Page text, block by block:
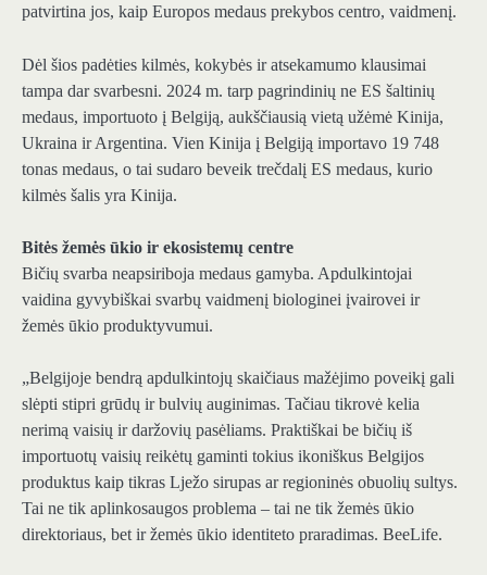
patvirtina jos, kaip Europos medaus prekybos centro, vaidmenį.
Dėl šios padėties kilmės, kokybės ir atsekamumo klausimai
tampa dar svarbesni. 2024 m. tarp pagrindinių ne ES šaltinių
medaus, importuoto į Belgiją, aukščiausią vietą užėmė Kinija,
Ukraina ir Argentina. Vien Kinija į Belgiją importavo 19 748
tonas medaus, o tai sudaro beveik trečdalį ES medaus, kurio
kilmės šalis yra Kinija.
Bitės žemės ūkio ir ekosistemų centre
Bičių svarba neapsiriboja medaus gamyba. Apdulkintojai
vaidina gyvybiškai svarbų vaidmenį biologinei įvairovei ir
žemės ūkio produktyvumui.
„Belgijoje bendrą apdulkintojų skaičiaus mažėjimo poveikį gali
slėpti stipri grūdų ir bulvių auginimas. Tačiau tikrovė kelia
nerimą vaisių ir daržovių pasėliams. Praktiškai be bičių iš
importuotų vaisių reikėtų gaminti tokius ikoniškus Belgijos
produktus kaip tikras Lježo sirupas ar regioninės obuolių sultys.
Tai ne tik aplinkosaugos problema – tai ne tik žemės ūkio
direktoriaus, bet ir žemės ūkio identiteto praradimas. BeeLife.